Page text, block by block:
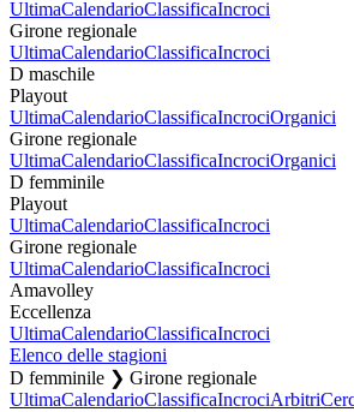
UltimaCalendarioClassificaIncroci
Girone regionale
UltimaCalendarioClassificaIncroci
D maschile
Playout
UltimaCalendarioClassificaIncrociOrganici
Girone regionale
UltimaCalendarioClassificaIncrociOrganici
D femminile
Playout
UltimaCalendarioClassificaIncroci
Girone regionale
UltimaCalendarioClassificaIncroci
Amavolley
Eccellenza
UltimaCalendarioClassificaIncroci
Elenco delle stagioni
D femminile ❯ Girone regionale
UltimaCalendarioClassificaIncrociArbitri